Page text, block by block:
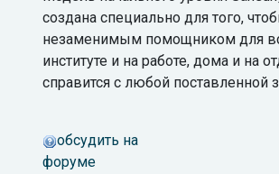
создана специально для того,
незаменимым помощником для
институте и на работе, дома и на
справится с любой поставленной
обсудить на
форуме